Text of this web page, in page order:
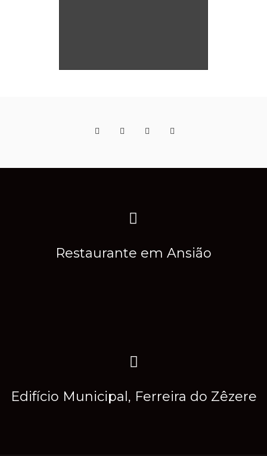
Restaurante em Ansião
Edifício Municipal, Ferreira do Zêzere